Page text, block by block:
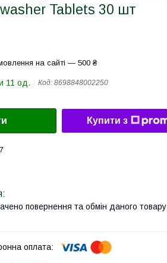
Tablets 30 шт
на сайті — 500 ₴
11 од. Код: 8698848002250
Купити з
повернення та обмін даного товару